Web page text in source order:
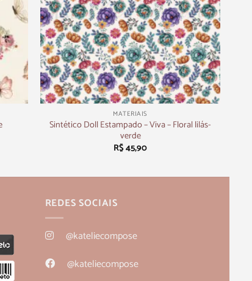
+
MATERIAIS
Sintético Doll Estampado – Viva – Floral lilás-
verde
R$45,90
REDES SOCIAIS
@kateliecompose
@kateliecompose